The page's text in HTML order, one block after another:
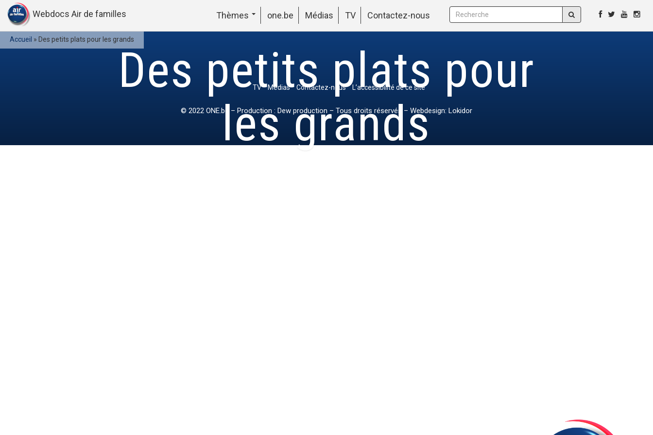
Webdocs Air de familles Thèmes one.be Médias TV Contactez-nous
Accueil » Des petits plats pour les grands
Des petits plats pour
les grands
TV Médias Contactez-nous L’accessibilité de ce site
© 2022 ONE.be – Production : Dew production – Tous droits réservés – Webdesign: Lokidor